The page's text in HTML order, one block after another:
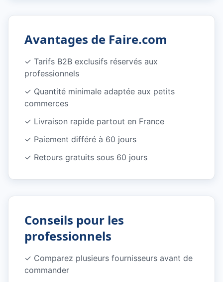
Avantages de Faire.com
✓ Tarifs B2B exclusifs réservés aux
professionnels
✓ Quantité minimale adaptée aux petits
commerces
✓ Livraison rapide partout en France
✓ Paiement différé à 60 jours
✓ Retours gratuits sous 60 jours
Conseils pour les
professionnels
✓ Comparez plusieurs fournisseurs avant de
commander